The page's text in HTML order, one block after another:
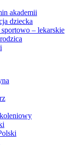
akademii
dziecka
– lekarskie